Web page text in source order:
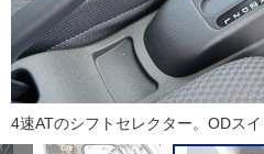
4速ATのシフトセレクター。ODス